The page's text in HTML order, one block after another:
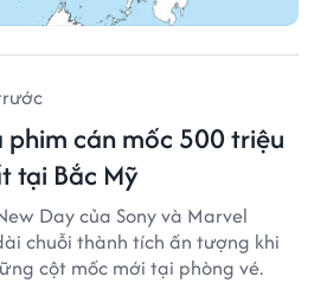
phim cán mốc 500 triệu
tại Bắc Mỹ
Day của Sony và Marvel
chuỗi thành tích ấn tượng khi
cột mốc mới tại phòng vé.